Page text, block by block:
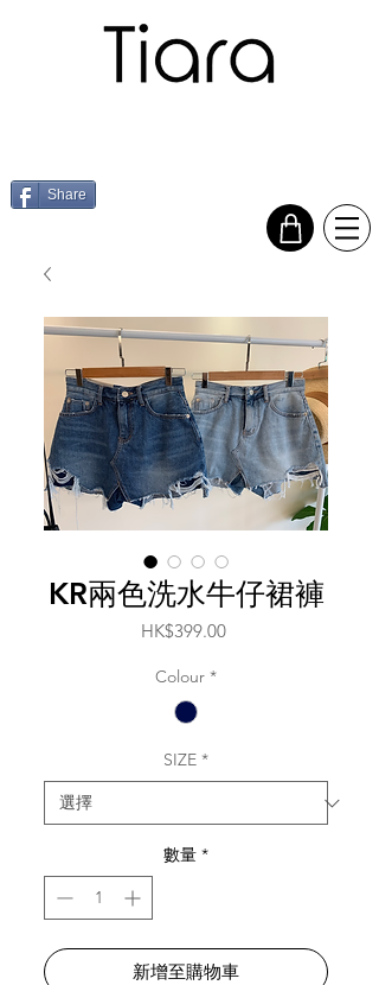
Share
KR兩色洗水牛仔裙褲
HK$399.00價
Colour *
SIZE *
數量 *
新增至購物車